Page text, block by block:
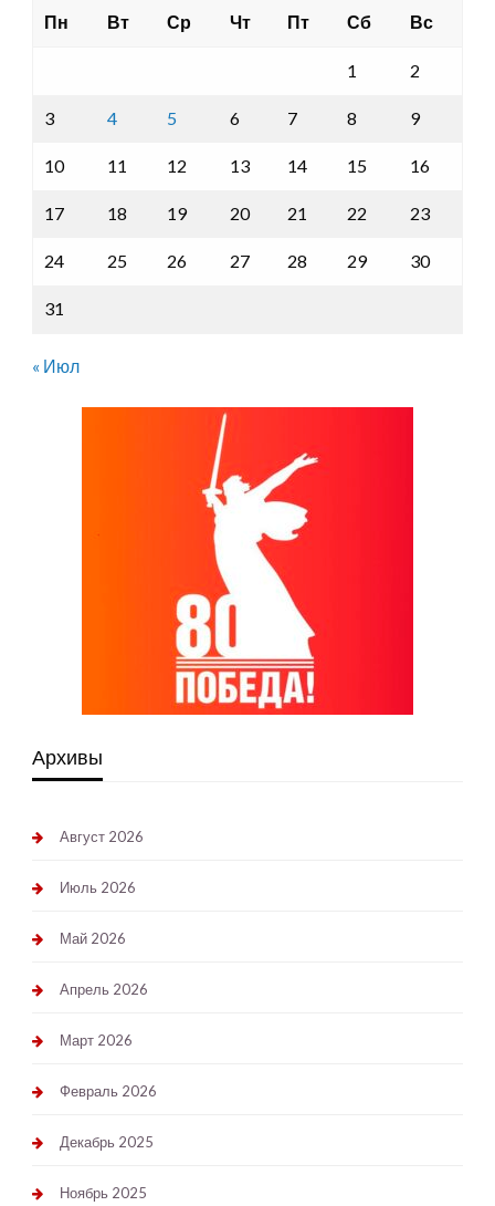
Пн Вт Ср Чт Пт Сб Вс
1 2
3 4 5 6 7 8 9
10 11 12 13 14 15 16
17 18 19 20 21 22 23
24 25 26 27 28 29 30
31
« Июл
Архивы
Август 2026
Июль 2026
Май 2026
Апрель 2026
Март 2026
Февраль 2026
Декабрь 2025
Ноябрь 2025